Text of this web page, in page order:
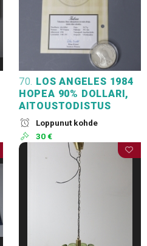
70. LOS ANGELES 1984
HOPEA 90% DOLLARI,
AITOUSTODISTUS
Loppunut kohde
30 €